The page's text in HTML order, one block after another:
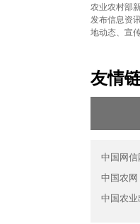
农业农村部
发布信息资
地动态、宣
友情
中国网信
中国农网
中国农业